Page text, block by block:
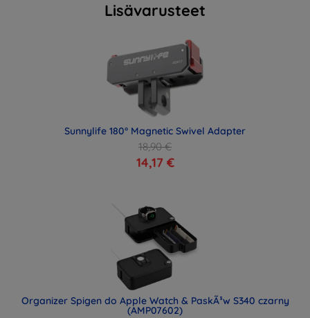
Lisävarusteet
Sunnylife 180° Magnetic Swivel Adapter
18,90 €
14,17 €
Organizer Spigen do Apple Watch & PaskÃ³w S340 czarny
(AMP07602)